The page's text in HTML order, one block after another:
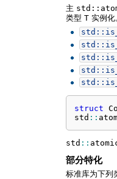
主
类型 T 实例化
std::
std::
std::
std::
std::
struct
std ::
std ::
部分特化
标准库为下列